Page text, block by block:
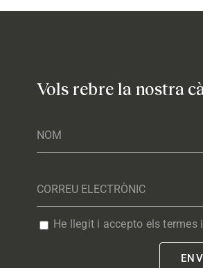
Vols rebre la nostra
He llegit i accepto els termes